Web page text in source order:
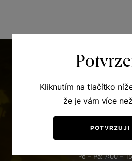
+420 515
Po – Pá: 7:00 –
Kliknutím na tlačítko
že je vám více
POTVRZUJI